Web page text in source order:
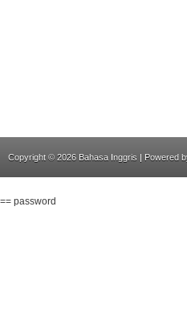
Copyright © 2026 Bahasa Inggris | Powered
== password